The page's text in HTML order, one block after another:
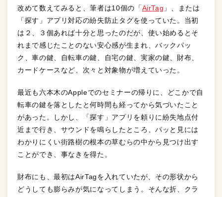
改めて数えてみると、筆者は10個の「AirTag 」、または
「探す」アプリ対応の紛失防止タグを使っていた。当初
は２、３個あれば十分と思ったのだが、使い始めるとそ
れまで感じたことのない安心感が生まれ、バックパッ
ク、車の鍵、自転車の鍵、自宅の鍵、実家の鍵、財布、
カードケースなど、次々と対象物が増えていった。
最近も六本木のAppleでのセミナーの帰りに、どこかで自
転車の鍵を落としたと何時間も経ってから気づいたこと
があった。しかし、「探す」アプリを頼りに紛失地点付
近まで行き、サウンドを鳴らしたところ、パッと見には
わかりにくい街路樹の根本の草むらの中から見つけ出す
ことができ、事なきを得た。
財布にも、最初はAirTagを入れていたが、その形状から
どうしても膨らみが気になってしまう。そんな折、クラ